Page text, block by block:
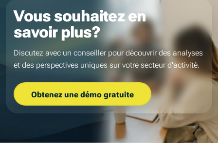
Vous souhaitez en
savoir plus?
Discutez avec un conseiller pour découvrir des analyses
et des perspectives uniques sur votre secteur d'activité.
Obtenez une démo gratuite